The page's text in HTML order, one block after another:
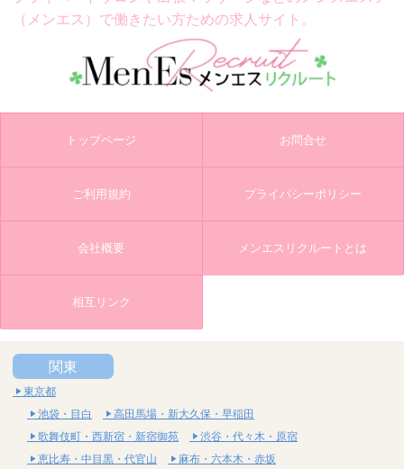
（メンエス）で働きたい方ための求人サイト。
トップページ お問合せ
ご利用規約 プライバシーポリシー
会社概要 メンエスリクルートとは
相互リンク
関東
東京都
池袋・目白
高田馬場・新大久保・早稲田
歌舞伎町・西新宿・新宿御苑
渋谷・代々木・原宿
恵比寿・中目黒・代官山
麻布・六本木・赤坂